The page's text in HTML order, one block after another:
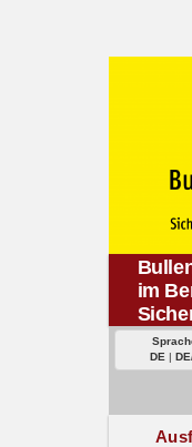
im
DE |